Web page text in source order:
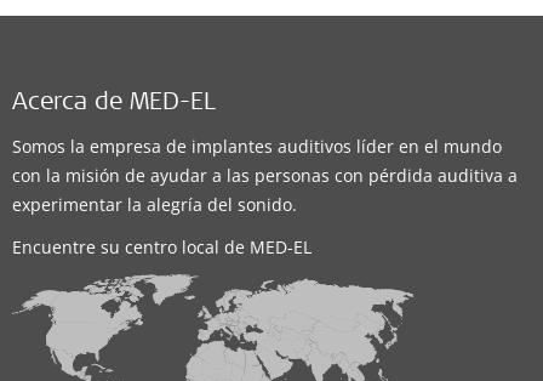
Acerca de MED-EL
Somos la empresa de implantes auditivos líder en el mundo
con la misión de ayudar a las personas con pérdida auditiva a
experimentar la alegría del sonido.
Encuentre su centro local de MED-EL